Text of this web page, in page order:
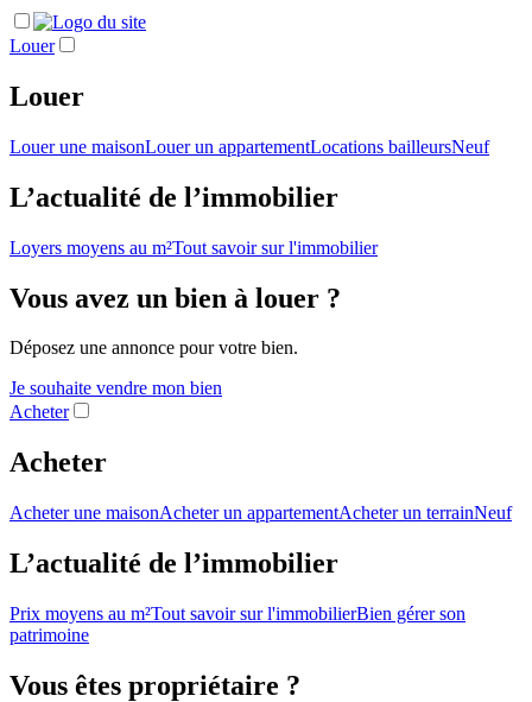
Louer
Louer
Louer une maisonLouer un appartementLocations bailleursNeuf
L’actualité de l’immobilier
Loyers moyens au m²Tout savoir sur l'immobilier
Vous avez un bien à louer ?
Déposez une annonce pour votre bien.
Je souhaite vendre mon bien
Acheter
Acheter
Acheter une maisonAcheter un appartementAcheter un terrainNeuf
L’actualité de l’immobilier
Prix moyens au m²Tout savoir sur l'immobilierBien gérer son
patrimoine
Vous êtes propriétaire ?